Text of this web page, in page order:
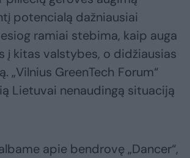
potencialą dažniausiai
ramiai stebima, kaip auga
į kitas valstybes, o didžiausias
„Vilnius GreenTech Forum“
Lietuvai nenaudingą situaciją
apie bendrovę „Dancer“,